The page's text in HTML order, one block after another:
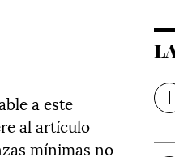
a este
al artículo
mínimas no